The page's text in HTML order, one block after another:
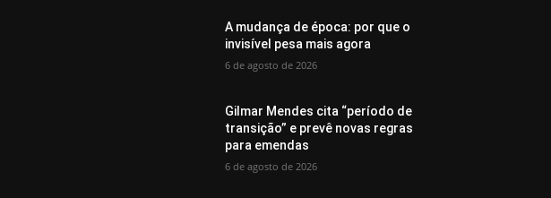
A mudança de época: por que o
invisível pesa mais agora
6 de agosto de 2026
Gilmar Mendes cita “período de
transição” e prevê novas regras
para emendas
6 de agosto de 2026